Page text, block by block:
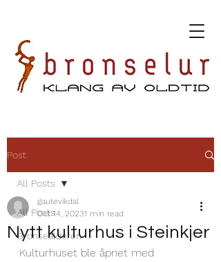
Post
All Posts
Bronsealderen
All Posts
Nytt kulturhus i Steinkjer
gautevikdal
Oct 14, 20231 min read
Kulturhuset ble åpnet med